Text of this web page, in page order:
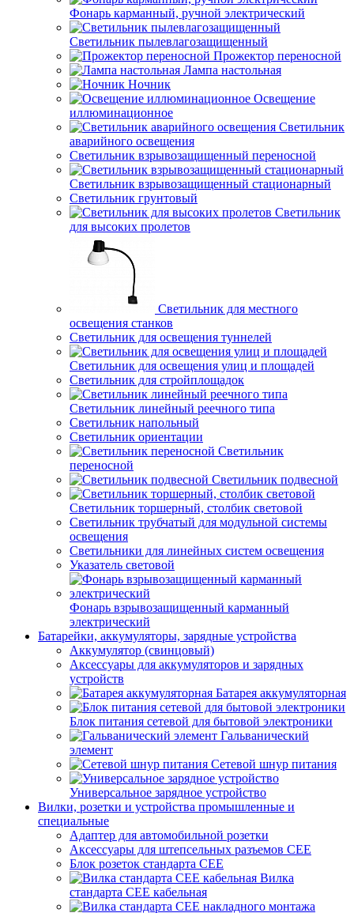
Фонарь карманный, ручной электрический
Светильник пылевлагозащищенный
Прожектор переносной
Лампа настольная
Ночник
Освещение
иллюминационное
Светильник
аварийного освещения
Светильник взрывозащищенный переносной
Светильник взрывозащищенный стационарный
Светильник грунтовый
Светильник
для высоких пролетов
Светильник для местного
освещения станков
Светильник для освещения туннелей
Светильник для освещения улиц и площадей
Светильник для стройплощадок
Светильник линейный реечного типа
Светильник напольный
Светильник ориентации
Светильник
переносной
Светильник подвесной
Светильник торшерный, столбик световой
Светильник трубчатый для модульной системы
освещения
Светильники для линейных систем освещения
Указатель световой
Фонарь взрывозащищенный карманный
электрический
Батарейки, аккумуляторы, зарядные устройства
Аккумулятор (свинцовый)
Аксессуары для аккумуляторов и зарядных
устройств
Батарея аккумуляторная
Блок питания сетевой для бытовой электроники
Гальванический
элемент
Сетевой шнур питания
Универсальное зарядное устройство
Вилки, розетки и устройства промышленные и
специальные
Адаптер для автомобильной розетки
Аксессуары для штепсельных разъемов CEE
Блок розеток стандарта CEE
Вилка
стандарта CEE кабельная